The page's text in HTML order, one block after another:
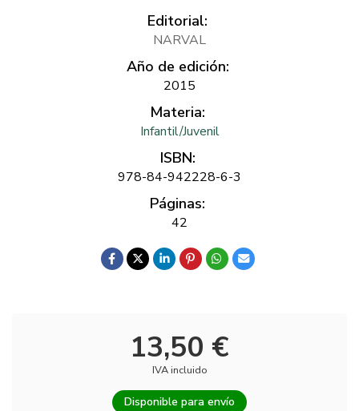
Editorial:
NARVAL
Año de edición:
2015
Materia:
Infantil/Juvenil
ISBN:
978-84-942228-6-3
Páginas:
42
13,50 €
IVA incluido
Disponible para envío